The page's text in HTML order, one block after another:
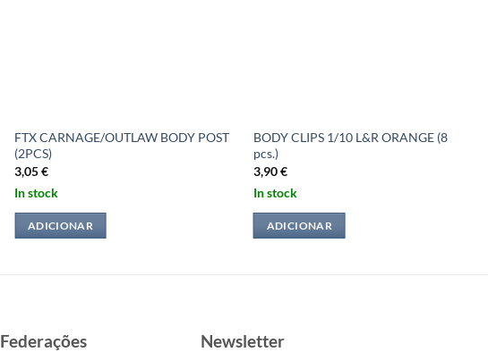
FTX CARNAGE/OUTLAW BODY POST
(2PCS)
3,05€
In stock
ADICIONAR
BODY CLIPS 1/10 L&R ORANGE (8
pcs.)
3,90€
In stock
ADICIONAR
Federações Newsletter